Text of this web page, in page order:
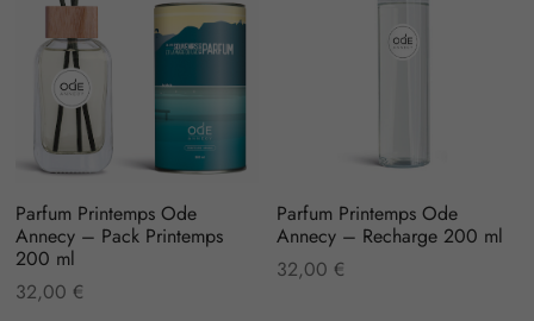
Parfum Printemps Ode
Annecy – Pack Printemps
200 ml
32,00 €
Parfum Printemps Ode
Annecy – Recharge 200 ml
32,00 €